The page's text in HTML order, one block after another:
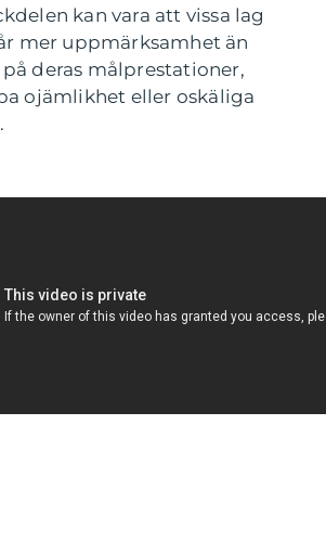
kan vara att vissa lag
mer uppmärksamhet än
deras målprestationer,
ojämlikhet eller oskäliga